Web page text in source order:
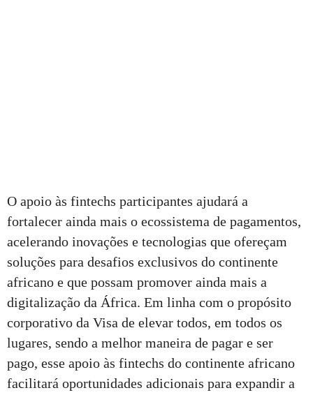
O apoio às fintechs participantes ajudará a
fortalecer ainda mais o ecossistema de pagamentos,
acelerando inovações e tecnologias que ofereçam
soluções para desafios exclusivos do continente
africano e que possam promover ainda mais a
digitalização da África. Em linha com o propósito
corporativo da Visa de elevar todos, em todos os
lugares, sendo a melhor maneira de pagar e ser
pago, esse apoio às fintechs do continente africano
facilitará oportunidades adicionais para expandir a